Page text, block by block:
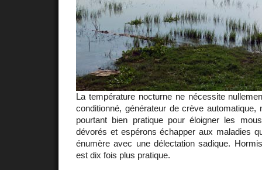
La température nocturne ne nécessite
conditionné, générateur de crève automatique,
pourtant bien pratique pour éloigner les
dévorés et espérons échapper aux maladies
énumère avec une délectation sadique.
est dix fois plus pratique.